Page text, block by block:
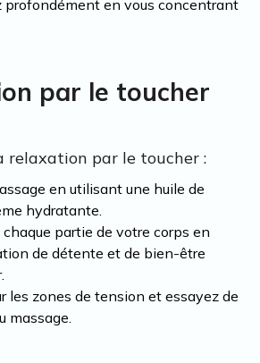
profondément en vous concentrant
par le toucher
relaxation par le toucher :
en utilisant une huile de
hydratante.
partie de votre corps en
de détente et de bien-être
les zones de tension et essayez de
massage.